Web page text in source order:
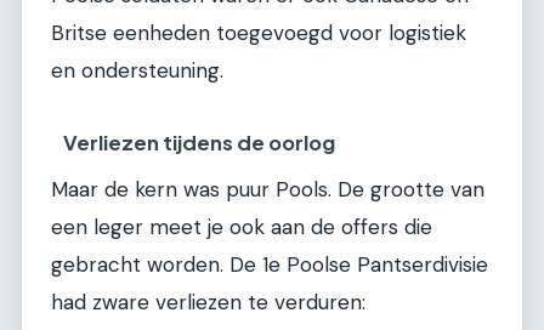
Britse eenheden toegevoegd voor logistiek
en ondersteuning.
Verliezen tijdens de oorlog
Maar de kern was puur Pools. De grootte van
een leger meet je ook aan de offers die
gebracht worden. De 1e Poolse Pantserdivisie
had zware verliezen te verduren: